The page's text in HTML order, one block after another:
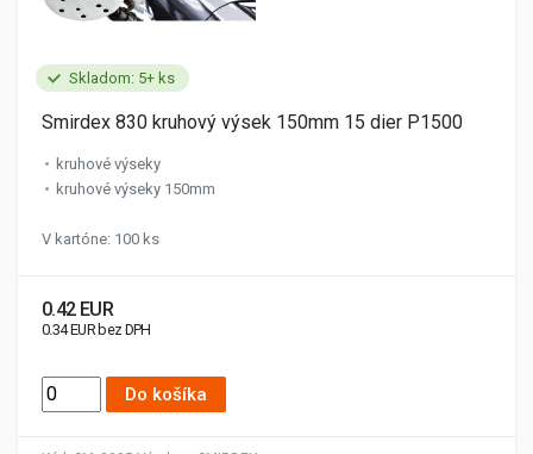
Skladom: 5+ ks
Smirdex 830 kruhový výsek 150mm 15 dier P1500
kruhové výseky
kruhové výseky 150mm
V kartóne: 100 ks
0.42 EUR
0.34 EUR bez DPH
Do košíka